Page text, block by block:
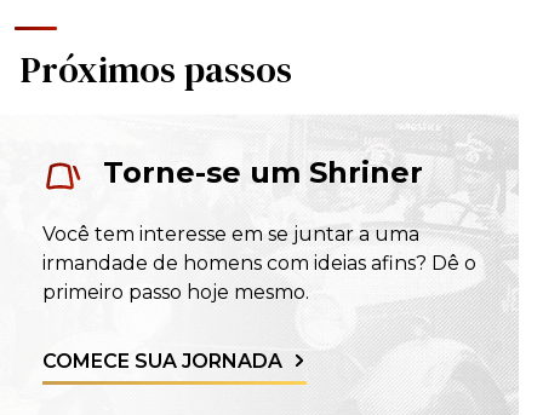
Próximos passos
Torne-se um Shriner
Você tem interesse em se juntar a uma
irmandade de homens com ideias afins? Dê o
primeiro passo hoje mesmo.
COMECE SUA JORNADA